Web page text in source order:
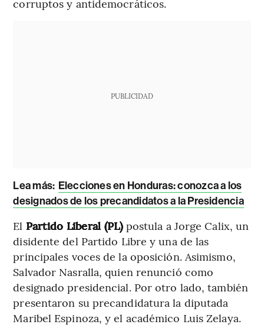
corruptos y antidemocráticos.
PUBLICIDAD
Lea más: Elecciones en Honduras: conozca a los
designados de los precandidatos a la Presidencia
El Partido Liberal (PL) postula a Jorge Calix, un
disidente del Partido Libre y una de las
principales voces de la oposición. Asimismo,
Salvador Nasralla, quien renunció como
designado presidencial. Por otro lado, también
presentaron su precandidatura la diputada
Maribel Espinoza, y el académico Luis Zelaya.